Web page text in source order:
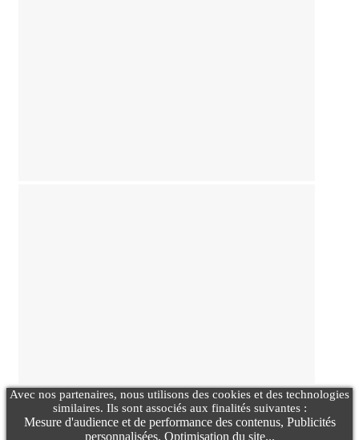
Avec nos partenaires, nous utilisons des cookies et des technologies
similaires. Ils sont associés aux finalités suivantes :
Mesure d'audience et de performance des contenus, Publicités
personnalisées, Optimisation du site...